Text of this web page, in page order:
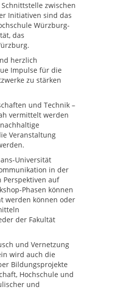
zwischen
Initiativen sind das
Würzburg-
das
herzlich
Impulse für die
zu stärken
und Technik –
vermittelt werden
Veranstaltung
Universität
in der
Perspektiven auf
Phasen können
werden können oder
der Fakultät
und Vernetzung
wird auch die
Bildungsprojekte
Hochschule und
und